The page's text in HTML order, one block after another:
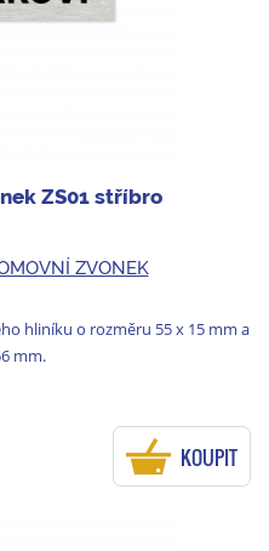
ZS01 stříbro
ZVONEK
hliníku o rozměru 55 x 15 mm a
mm.
KOUPIT